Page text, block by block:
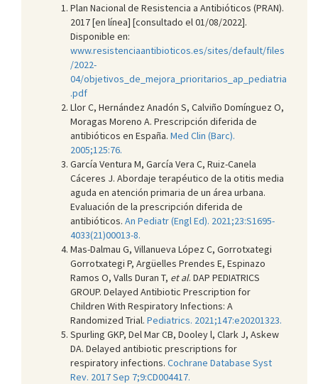
Plan Nacional de Resistencia a Antibióticos (PRAN).
2017 [en línea] [consultado el 01/08/2022].
Disponible en:
www.resistenciaantibioticos.es/sites/default/files
/2022-
04/objetivos_de_mejora_prioritarios_ap_pediatria
.pdf
Llor C, Hernández Anadón S, Calviño Domínguez O,
Moragas Moreno A. Prescripción diferida de
antibióticos en España. Med Clin (Barc).
2005;125:76.
García Ventura M, García Vera C, Ruiz-Canela
Cáceres J. Abordaje terapéutico de la otitis media
aguda en atención primaria de un área urbana.
Evaluación de la prescripción diferida de
antibióticos. An Pediatr (Engl Ed). 2021;23:S1695-
4033(21)00013-8.
Mas-Dalmau G, Villanueva López C, Gorrotxategi
Gorrotxategi P, Argüelles Prendes E, Espinazo
Ramos O, Valls Duran T, et al. DAP PEDIATRICS
GROUP. Delayed Antibiotic Prescription for
Children With Respiratory Infections: A
Randomized Trial. Pediatrics. 2021;147:e20201323.
Spurling GKP, Del Mar CB, Dooley l, Clark J, Askew
DA. Delayed antibiotic prescriptions for
respiratory infections. Cochrane Database Syst
Rev. 2017 Sep 7;9:CD004417.